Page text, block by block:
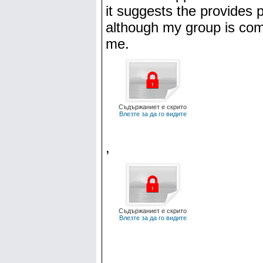
it suggests the provides
although my group is
me.
Съдържаниет е скрито
Влезте за да го видите
,
Съдържаниет е скрито
Влезте за да го видите